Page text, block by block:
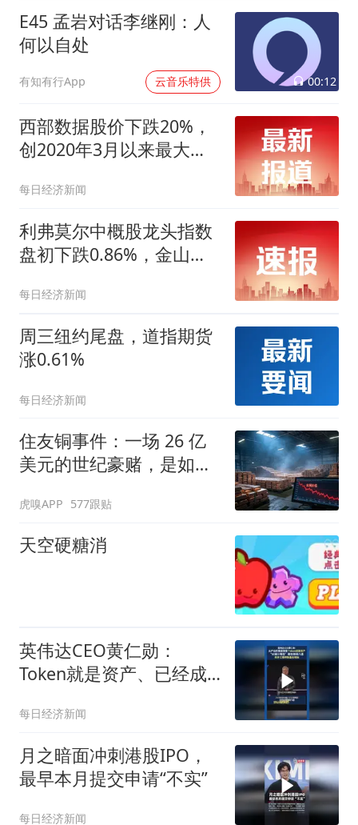
E45 孟岩对话李继刚：人
何以自处
有知有行App 云音乐特供 00:12
西部数据股价下跌20%，
创2020年3月以来最大盘
每日经济新闻
利弗莫尔中概股龙头指数
盘初下跌0.86%，金山云
每日经济新闻
周三纽约尾盘，道指期货
涨0.61%
每日经济新闻
住友铜事件：一场 26 亿
美元的世纪豪赌，是如何
虎嗅APP 577跟贴
天空硬糖消
英伟达CEO黄仁勋：
Token就是资产、已经成
每日经济新闻
月之暗面冲刺港股IPO，
最早本月提交申请“不实”
每日经济新闻